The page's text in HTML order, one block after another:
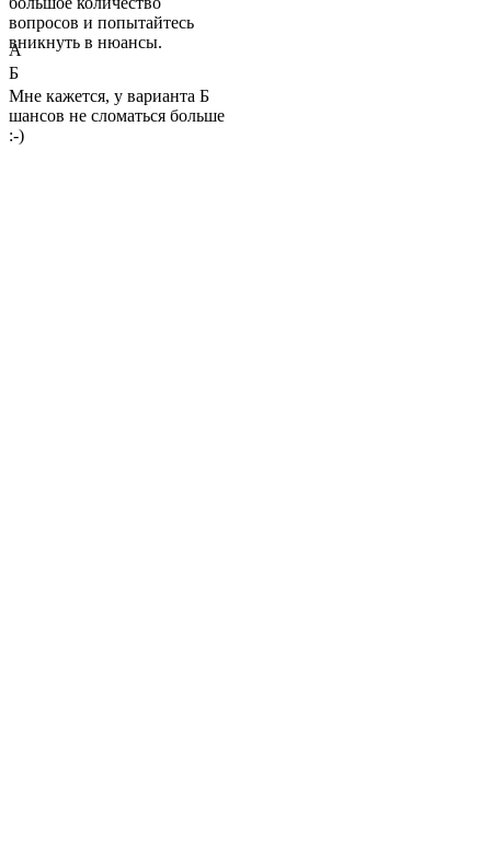
вопросов и попытайтесь
вникнуть в нюансы.
А
Б
Мне кажется, у варианта Б
шансов не сломаться больше
:-)